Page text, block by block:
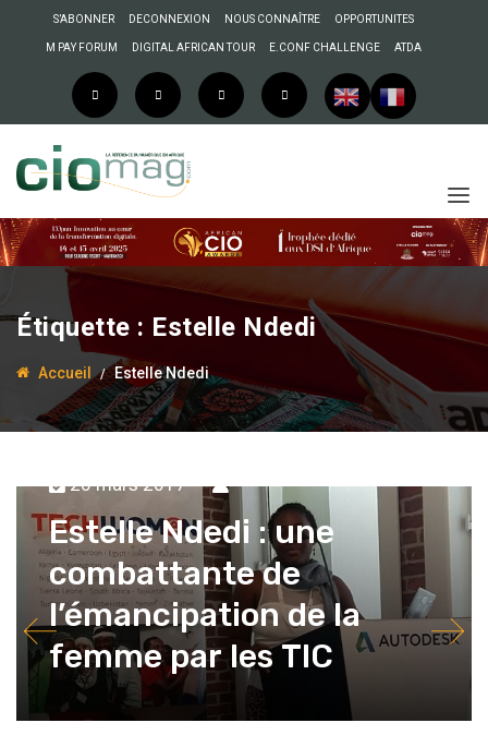
S’ABONNER DECONNEXION NOUS CONNAÎTRE OPPORTUNITES
M PAY FORUM DIGITAL AFRICAN TOUR E.CONF CHALLENGE ATDA
Étiquette : Estelle Ndedi
Accueil Estelle Ndedi
20 mars 2017
Estelle Ndedi : une
combattante de
l’émancipation de la
femme par les TIC